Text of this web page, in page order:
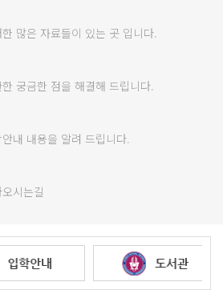
많은 자료들이 있는 곳 입니다.
궁금한 점을 해결해 드립니다.
내 내용을 알려 드립니다.
시는길